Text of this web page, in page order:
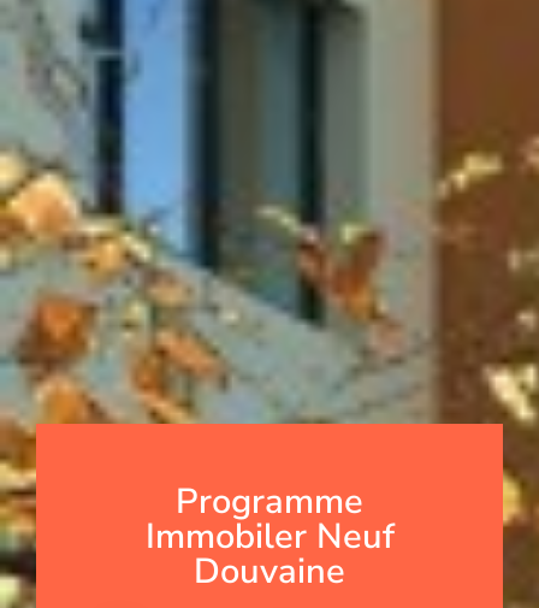
Programme
Immobiler Neuf
Douvaine